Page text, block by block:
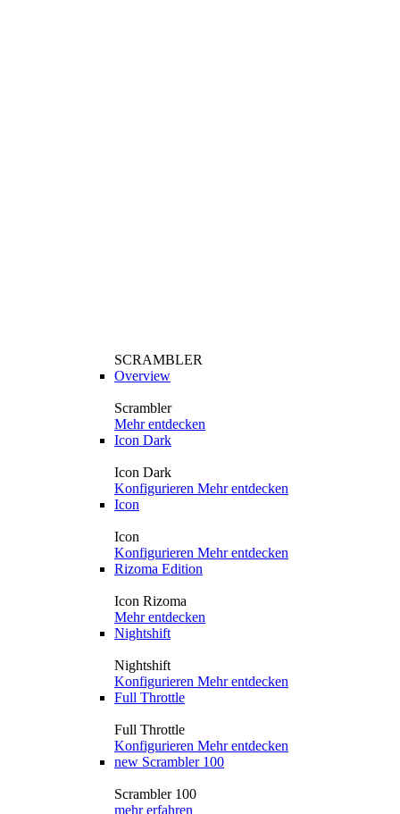
SCRAMBLER
Overview
Scrambler
Mehr entdecken
Icon Dark
Icon Dark
Konfigurieren Mehr entdecken
Icon
Icon
Konfigurieren Mehr entdecken
Rizoma Edition
Icon Rizoma
Mehr entdecken
Nightshift
Nightshift
Konfigurieren Mehr entdecken
Full Throttle
Full Throttle
Konfigurieren Mehr entdecken
new Scrambler 100
Scrambler 100
mehr erfahren